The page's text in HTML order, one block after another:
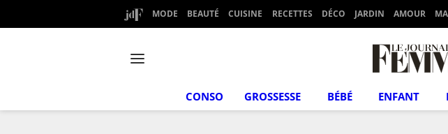
MODE BEAUTÉ CUISINE RECETTES DÉCO JARDIN AMOUR
CONSO GROSSESSE BÉBÉ ENFANT